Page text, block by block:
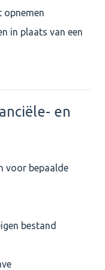
opnemen
in plaats van een
en
voor bepaalde
bestand